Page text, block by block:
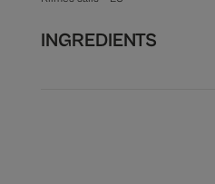
INGREDIENTS